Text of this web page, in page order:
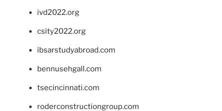
ivd2022.org
csity2022.org
ibsarstudyabroad.com
bennusehgall.com
tsecincinnati.com
roderconstructiongroup.com